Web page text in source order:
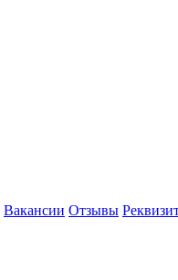
Вакансии Отзывы